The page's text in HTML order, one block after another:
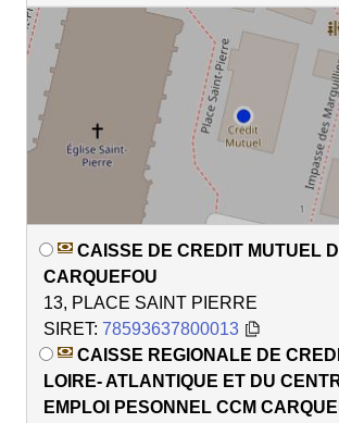
CAISSE DE CREDIT MUTUEL
CARQUEFOU
13, PLACE SAINT PIERRE
SIRET: 78593637800013
CAISSE REGIONALE DE
LOIRE- ATLANTIQUE ET DU
EMPLOI PESONNEL CCM